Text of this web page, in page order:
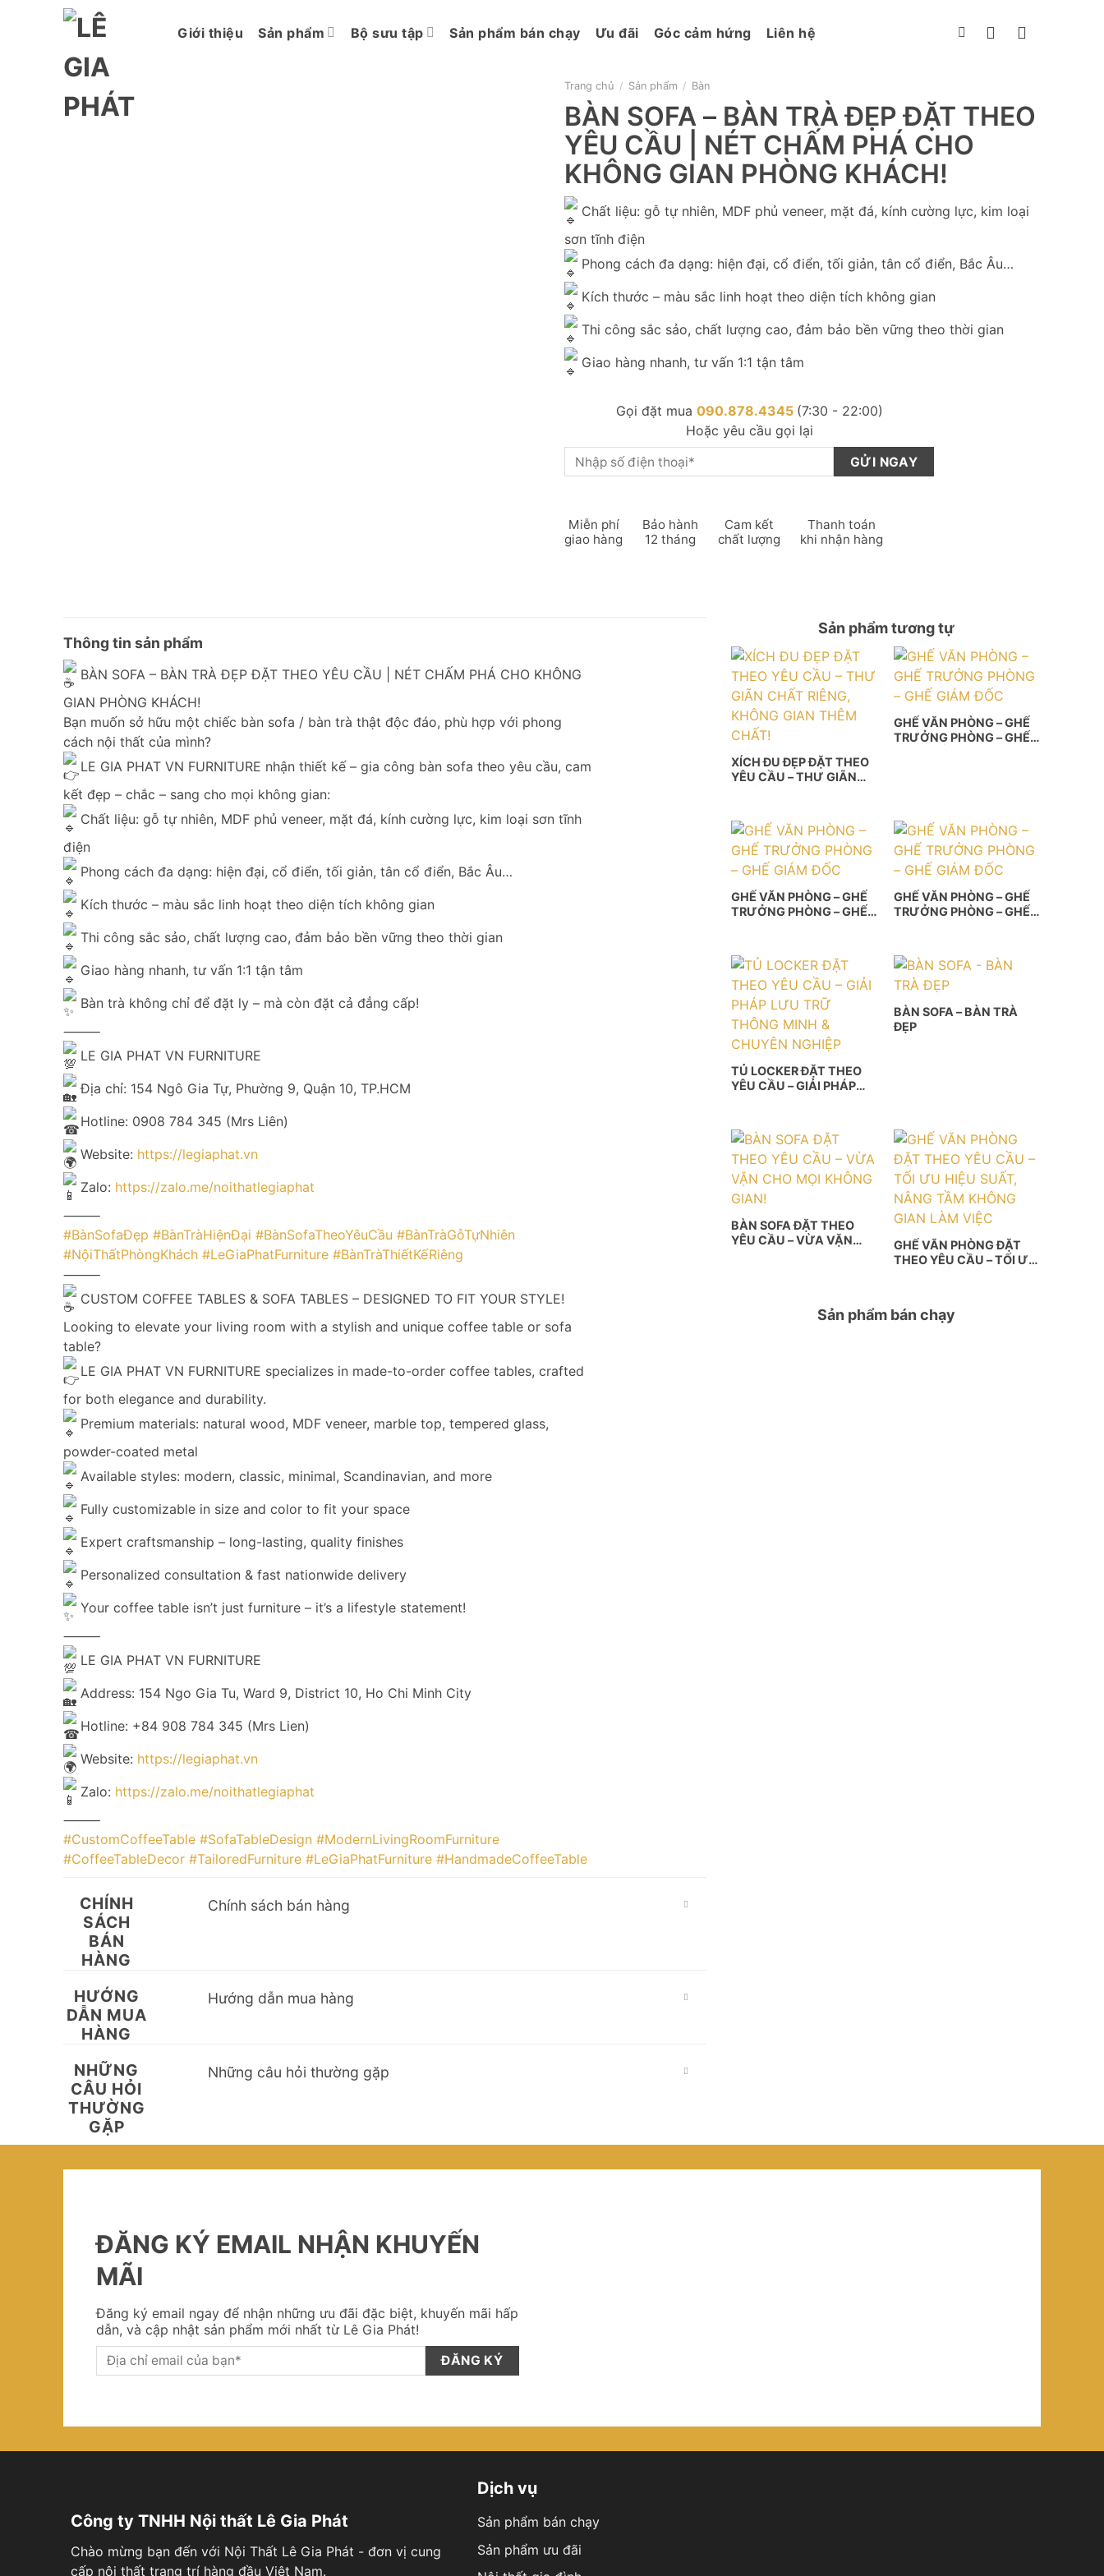
Giới thiệu Sản phẩm Bộ sưu tập Sản phẩm bán chạy Ưu đãi Góc cảm hứng Liên hệ
Trang chủ / Sản phẩm / Bàn
BÀN SOFA – BÀN TRÀ ĐẸP ĐẶT THEO
YÊU CẦU | NÉT CHẤM PHÁ CHO
KHÔNG GIAN PHÒNG KHÁCH!
Chất liệu: gỗ tự nhiên, MDF phủ veneer, mặt đá, kính cường lực, kim loại
sơn tĩnh điện
Phong cách đa dạng: hiện đại, cổ điển, tối giản, tân cổ điển, Bắc Âu…
Kích thước – màu sắc linh hoạt theo diện tích không gian
Thi công sắc sảo, chất lượng cao, đảm bảo bền vững theo thời gian
Giao hàng nhanh, tư vấn 1:1 tận tâm
Gọi đặt mua 090.878.4345 (7:30 - 22:00)
Hoặc yêu cầu gọi lại
Miễn phí
giao hàng
Bảo hành
12 tháng
Cam kết
chất lượng
Thanh toán
khi nhận hàng
Thông tin sản phẩm
BÀN SOFA – BÀN TRÀ ĐẸP ĐẶT THEO YÊU CẦU | NÉT CHẤM PHÁ CHO KHÔNG
GIAN PHÒNG KHÁCH!
Bạn muốn sở hữu một chiếc bàn sofa / bàn trà thật độc đáo, phù hợp với phong
cách nội thất của mình?
LE GIA PHAT VN FURNITURE nhận thiết kế – gia công bàn sofa theo yêu cầu, cam
kết đẹp – chắc – sang cho mọi không gian:
Chất liệu: gỗ tự nhiên, MDF phủ veneer, mặt đá, kính cường lực, kim loại sơn tĩnh
điện
Phong cách đa dạng: hiện đại, cổ điển, tối giản, tân cổ điển, Bắc Âu…
Kích thước – màu sắc linh hoạt theo diện tích không gian
Thi công sắc sảo, chất lượng cao, đảm bảo bền vững theo thời gian
Giao hàng nhanh, tư vấn 1:1 tận tâm
Bàn trà không chỉ để đặt ly – mà còn đặt cả đẳng cấp!
⸻
LE GIA PHAT VN FURNITURE
Địa chỉ: 154 Ngô Gia Tự, Phường 9, Quận 10, TP.HCM
Hotline: 0908 784 345 (Mrs Liên)
Website: https://legiaphat.vn
Zalo: https://zalo.me/noithatlegiaphat
⸻
#BànSofaĐẹp #BànTràHiệnĐại #BànSofaTheoYêuCầu #BànTràGỗTựNhiên
#NộiThấtPhòngKhách #LeGiaPhatFurniture #BànTràThiếtKếRiêng
⸻
CUSTOM COFFEE TABLES & SOFA TABLES – DESIGNED TO FIT YOUR STYLE!
Looking to elevate your living room with a stylish and unique coffee table or sofa
table?
LE GIA PHAT VN FURNITURE specializes in made-to-order coffee tables, crafted
for both elegance and durability.
Premium materials: natural wood, MDF veneer, marble top, tempered glass,
powder-coated metal
Available styles: modern, classic, minimal, Scandinavian, and more
Fully customizable in size and color to fit your space
Expert craftsmanship – long-lasting, quality finishes
Personalized consultation & fast nationwide delivery
Your coffee table isn’t just furniture – it’s a lifestyle statement!
⸻
LE GIA PHAT VN FURNITURE
Address: 154 Ngo Gia Tu, Ward 9, District 10, Ho Chi Minh City
Hotline: +84 908 784 345 (Mrs Lien)
Website: https://legiaphat.vn
Zalo: https://zalo.me/noithatlegiaphat
⸻
#CustomCoffeeTable #SofaTableDesign #ModernLivingRoomFurniture
#CoffeeTableDecor #TailoredFurniture #LeGiaPhatFurniture #HandmadeCoffeeTable
CHÍNH
SÁCH
BÁN
HÀNG
Chính sách bán hàng
HƯỚNG
DẪN MUA
HÀNG
Hướng dẫn mua hàng
NHỮNG
CÂU HỎI
THƯỜNG
GẶP
Những câu hỏi thường gặp
Sản phẩm tương tự
XÍCH ĐU ĐẸP ĐẶT THEO
YÊU CẦU – THƯ GIÃN
GHẾ VĂN PHÒNG – GHẾ
TRƯỞNG PHÒNG – GHẾ
GHẾ VĂN PHÒNG – GHẾ
TRƯỞNG PHÒNG – GHẾ
GHẾ VĂN PHÒNG – GHẾ
TRƯỞNG PHÒNG – GHẾ
TỦ LOCKER ĐẶT THEO
YÊU CẦU – GIẢI PHÁP
BÀN SOFA – BÀN TRÀ
ĐẸP
BÀN SOFA ĐẶT THEO
YÊU CẦU – VỪA VẶN
GHẾ VĂN PHÒNG ĐẶT
THEO YÊU CẦU – TỐI ƯU
Sản phẩm bán chạy
ĐĂNG KÝ EMAIL NHẬN KHUYẾN
MÃI
Đăng ký email ngay để nhận những ưu đãi đặc biệt, khuyến mãi hấp
dẫn, và cập nhật sản phẩm mới nhất từ Lê Gia Phát!
Công ty TNHH Nội thất Lê Gia Phát
Chào mừng bạn đến với Nội Thất Lê Gia Phát - đơn vị cung
cấp nội thất trang trí hàng đầu Việt Nam.
Dịch vụ
Sản phẩm bán chạy
Sản phẩm ưu đãi